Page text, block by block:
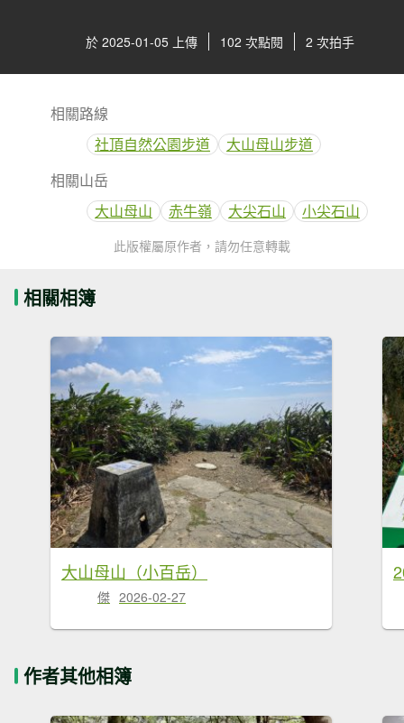
於 2025-01-05 上傳 102 次點閱 2 次拍手
相關路線
社頂自然公園步道
大山母山步道
相關山岳
大山母山
赤牛嶺 大尖石山 小尖石山
此版權屬原作者，請勿任意轉載
相關相簿
大山母山（小百岳）
傑 2026-02-27
作者其他相簿